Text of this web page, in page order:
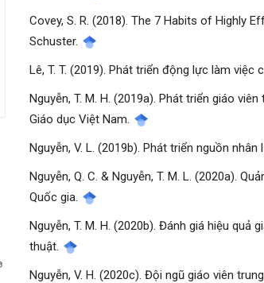
Covey, S. R. (2018). The 7 Habits of Highly
Schuster.
Lê, T. T. (2019). Phát triển động lực làm việc
Nguyễn, T. M. H. (2019a). Phát triển giáo
Giáo dục Việt Nam.
Nguyễn, V. L. (2019b). Phát triển nguồn
Nguyễn, Q. C. & Nguyễn, T. M. L. (2020a).
Quốc gia.
Nguyễn, T. M. H. (2020b). Đánh giá hiệu quả
thuật.
Nguyễn, V. H. (2020c). Đội ngũ giáo viên